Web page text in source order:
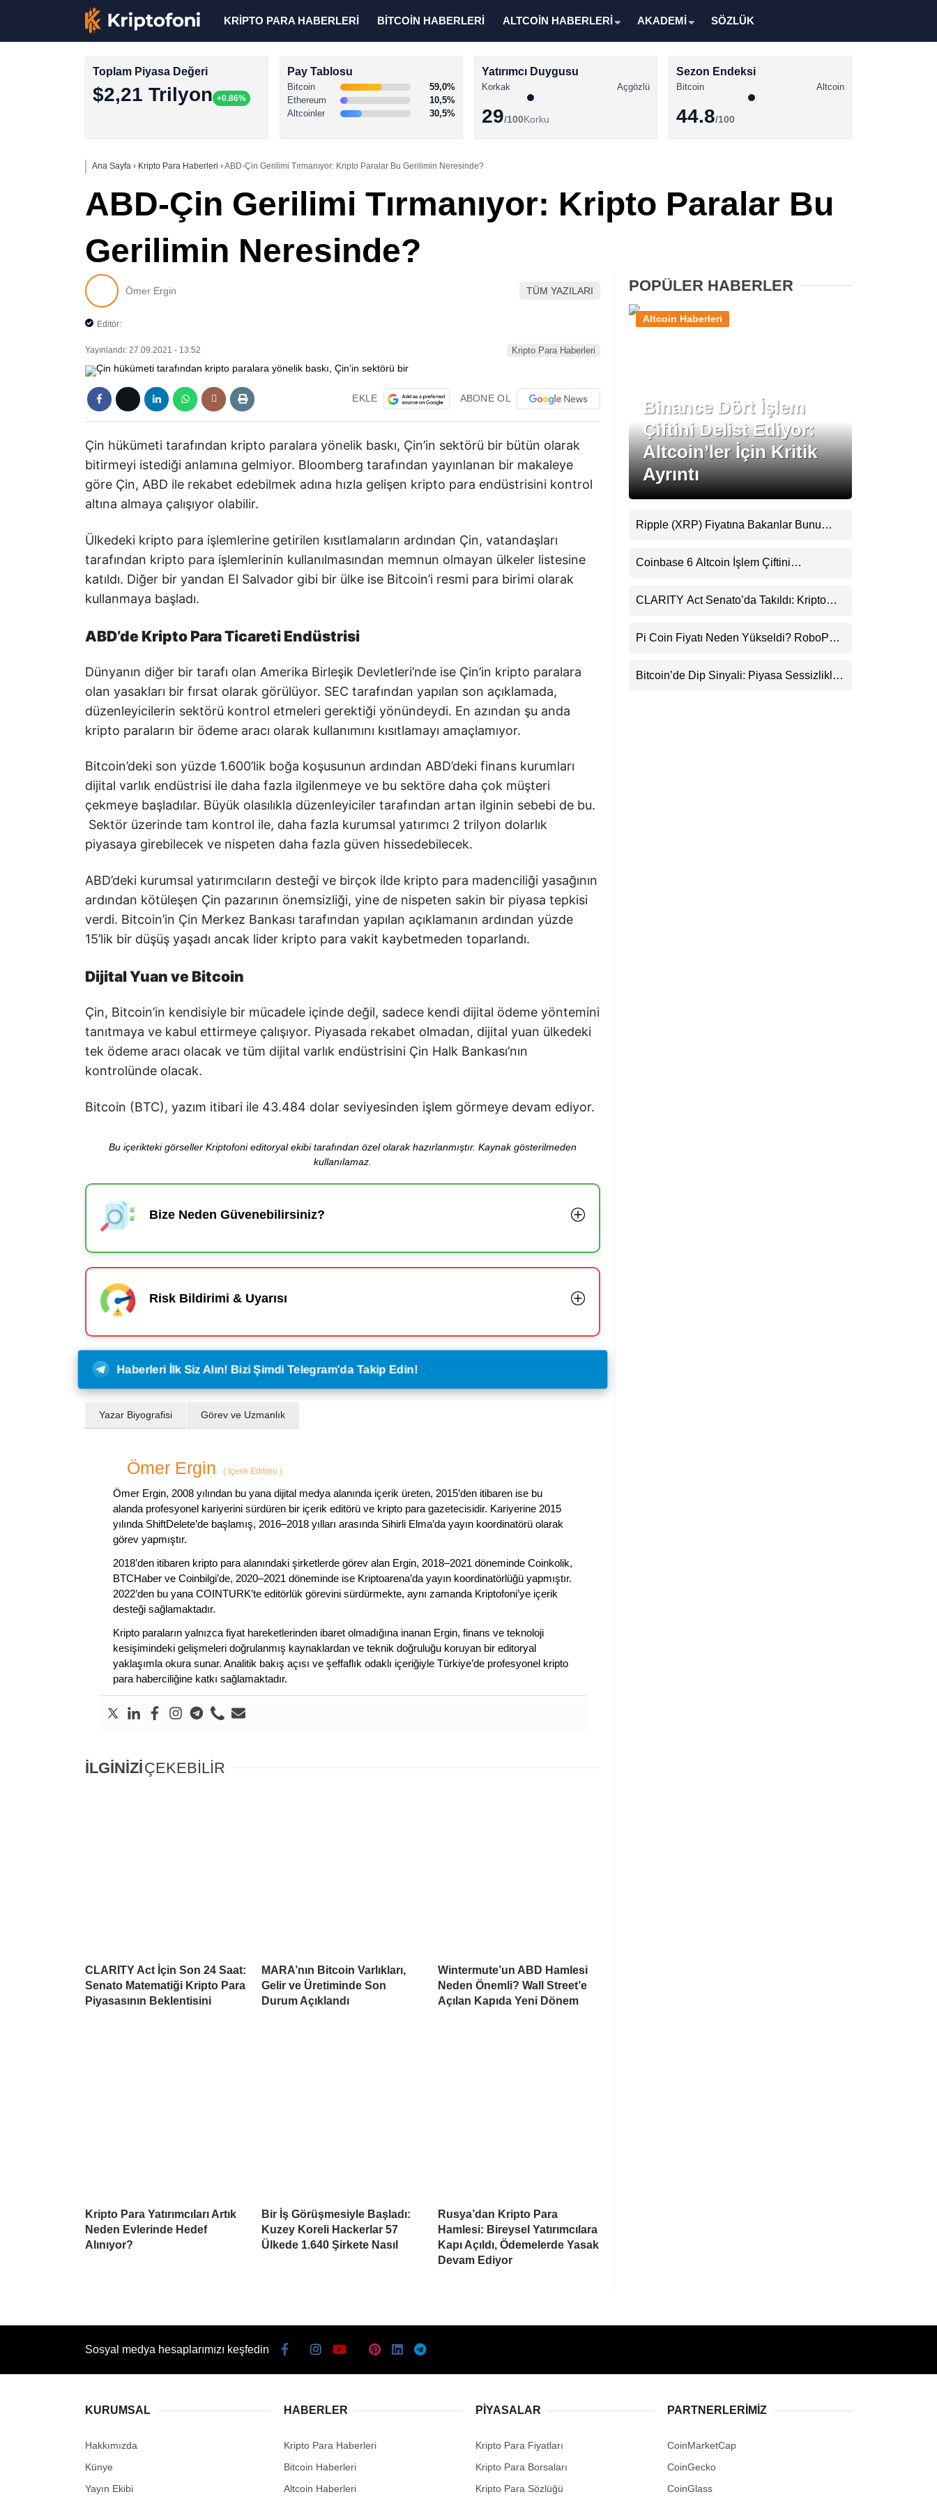
Altcoin Haberleri
XRP Haberleri
LinkedIn
Telegram
KRİPTO PARA HABERLERİ BİTCOİN HABERLERİ ALTCOİN HABERLERİ AKADEMİ SÖZLÜK
Toplam Piyasa Değeri
$2,21 Trilyon +0.86%
Pay Tablosu
Bitcoin
59,0%
Ethereum
10,5%
Altcoinler
30,5%
Yatırımcı Duygusu
Korkak Açgözlü
29/100Korku
Sezon Endeksi
Bitcoin Altcoin
44.8/100
Ana Sayfa › Kripto Para Haberleri ›ABD-Çin Gerilimi Tırmanıyor: Kripto Paralar Bu Gerilimin Neresinde?
ABD-Çin Gerilimi Tırmanıyor: Kripto Paralar Bu
Gerilimin Neresinde?
Ömer Ergin TÜM YAZILARI
Editör:
Yayınlandı: 27.09.2021 - 13:52 Kripto Para Haberleri
EKLE ABONE OL
Çin hükümeti tarafından kripto paralara yönelik baskı, Çin’in sektörü bir bütün olarak
bitirmeyi istediği anlamına gelmiyor. Bloomberg tarafından yayınlanan bir makaleye
göre Çin, ABD ile rekabet edebilmek adına hızla gelişen kripto para endüstrisini kontrol
altına almaya çalışıyor olabilir.
Ülkedeki kripto para işlemlerine getirilen kısıtlamaların ardından Çin, vatandaşları
tarafından kripto para işlemlerinin kullanılmasından memnun olmayan ülkeler listesine
katıldı. Diğer bir yandan El Salvador gibi bir ülke ise Bitcoin’i resmi para birimi olarak
kullanmaya başladı.
ABD’de Kripto Para Ticareti Endüstrisi
Dünyanın diğer bir tarafı olan Amerika Birleşik Devletleri’nde ise Çin’in kripto paralara
olan yasakları bir fırsat olarak görülüyor. SEC tarafından yapılan son açıklamada,
düzenleyicilerin sektörü kontrol etmeleri gerektiği yönündeydi. En azından şu anda
kripto paraların bir ödeme aracı olarak kullanımını kısıtlamayı amaçlamıyor.
Bitcoin’deki son yüzde 1.600’lik boğa koşusunun ardından ABD’deki finans kurumları
dijital varlık endüstrisi ile daha fazla ilgilenmeye ve bu sektöre daha çok müşteri
çekmeye başladılar. Büyük olasılıkla düzenleyiciler tarafından artan ilginin sebebi de bu.
Sektör üzerinde tam kontrol ile, daha fazla kurumsal yatırımcı 2 trilyon dolarlık
piyasaya girebilecek ve nispeten daha fazla güven hissedebilecek.
ABD’deki kurumsal yatırımcıların desteği ve birçok ilde kripto para madenciliği yasağının
ardından kötüleşen Çin pazarının önemsizliği, yine de nispeten sakin bir piyasa tepkisi
verdi. Bitcoin’in Çin Merkez Bankası tarafından yapılan açıklamanın ardından yüzde
15’lik bir düşüş yaşadı ancak lider kripto para vakit kaybetmeden toparlandı.
Dijital Yuan ve Bitcoin
Çin, Bitcoin’in kendisiyle bir mücadele içinde değil, sadece kendi dijital ödeme yöntemini
tanıtmaya ve kabul ettirmeye çalışıyor. Piyasada rekabet olmadan, dijital yuan ülkedeki
tek ödeme aracı olacak ve tüm dijital varlık endüstrisini Çin Halk Bankası’nın
kontrolünde olacak.
Bitcoin (BTC), yazım itibari ile 43.484 dolar seviyesinden işlem görmeye devam ediyor.
Bu içerikteki görseller Kriptofoni editoryal ekibi tarafından özel olarak hazırlanmıştır. Kaynak gösterilmeden
kullanılamaz.
Bize Neden Güvenebilirsiniz?
Risk Bildirimi & Uyarısı
Haberleri İlk Siz Alın! Bizi Şimdi Telegram'da Takip Edin!
Yazar Biyografisi Görev ve Uzmanlık
Ömer Ergin ( İçerik Editörü )
Ömer Ergin, 2008 yılından bu yana dijital medya alanında içerik üreten, 2015’den itibaren ise bu
alanda profesyonel kariyerini sürdüren bir içerik editörü ve kripto para gazetecisidir. Kariyerine 2015
yılında ShiftDelete’de başlamış, 2016–2018 yılları arasında Sihirli Elma’da yayın koordinatörü olarak
görev yapmıştır.
2018’den itibaren kripto para alanındaki şirketlerde görev alan Ergin, 2018–2021 döneminde Coinkolik,
BTCHaber ve Coinbilgi’de, 2020–2021 döneminde ise Kriptoarena’da yayın koordinatörlüğü yapmıştır.
2022’den bu yana COINTURK’te editörlük görevini sürdürmekte, aynı zamanda Kriptofoni’ye içerik
desteği sağlamaktadır.
Kripto paraların yalnızca fiyat hareketlerinden ibaret olmadığına inanan Ergin, finans ve teknoloji
kesişimindeki gelişmeleri doğrulanmış kaynaklardan ve teknik doğruluğu koruyan bir editoryal
yaklaşımla okura sunar. Analitik bakış açısı ve şeffaflık odaklı içeriğiyle Türkiye’de profesyonel kripto
para haberciliğine katkı sağlamaktadır.
İLGİNİZİÇEKEBİLİR
CLARITY Act İçin Son 24 Saat:
Senato Matematiği Kripto Para
Piyasasının Beklentisini
MARA’nın Bitcoin Varlıkları,
Gelir ve Üretiminde Son
Durum Açıklandı
Wintermute’un ABD Hamlesi
Neden Önemli? Wall Street’e
Açılan Kapıda Yeni Dönem
Kripto Para Yatırımcıları Artık
Neden Evlerinde Hedef
Alınıyor?
Bir İş Görüşmesiyle Başladı:
Kuzey Koreli Hackerlar 57
Ülkede 1.640 Şirkete Nasıl
Rusya’dan Kripto Para
Hamlesi: Bireysel Yatırımcılara
Kapı Açıldı, Ödemelerde Yasak
Devam Ediyor
POPÜLER HABERLER
Binance Dört İşlem
Çiftini Delist Ediyor:
Altcoin’ler İçin Kritik
Ayrıntı
Altcoin Haberleri
Ripple (XRP) Fiyatına Bakanlar Bunu
Uyarı
Coinbase 6 Altcoin İşlem Çiftini
CLARITY Act Senato’da Takıldı: Kripto
Pi Coin Fiyatı Neden Yükseldi? RoboPay
Destekledi
Bitcoin’de Dip Sinyali: Piyasa Sessizlikle
Sosyal medya hesaplarımızı keşfedin
KURUMSAL
Hakkımızda
Künye
Yayın Ekibi
HABERLER
Kripto Para Haberleri
Bitcoin Haberleri
Altcoin Haberleri
PIYASALAR
Kripto Para Fiyatları
Kripto Para Borsaları
Kripto Para Sözlüğü
PARTNERLERIMIZ
CoinMarketCap
CoinGecko
CoinGlass